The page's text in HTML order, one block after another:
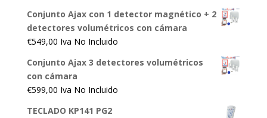
Conjunto Ajax con 1 detector magnético + 2
detectores volumétricos con cámara
€549,00 Iva No Incluido
Conjunto Ajax 3 detectores volumétricos
con cámara
€599,00 Iva No Incluido
TECLADO KP141 PG2